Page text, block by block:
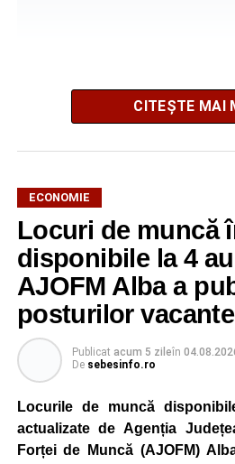
Potrivit unui comunicat al
gradual, în funcție de
Reprezentanții Kronospan
este monitorizată permanent,
capacitate normală imediat ce
Compania dă asigurări că
de producție nu va afecta livrările
Kronospan se numără printre cei
energie electrică din
energetic este acoperită prin
realizată cu ajutorul panourilor
CITEȘTE MAI
ECONOMIE
Locuri de muncă
disponibile la 4
AJOFM Alba a
posturilor vacante
Publicat acum 5 zileîn
De sebesinfo.ro
Locurile de muncă
actualizate de Agenția
Forței de Muncă (AJOFM)